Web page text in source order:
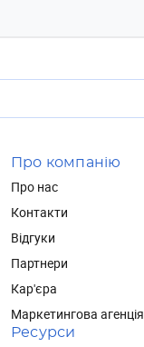
Про компанію
Про нас
Контакти
Відгуки
Партнери
Кар'єра
Маркетингова агенція
Ресурси